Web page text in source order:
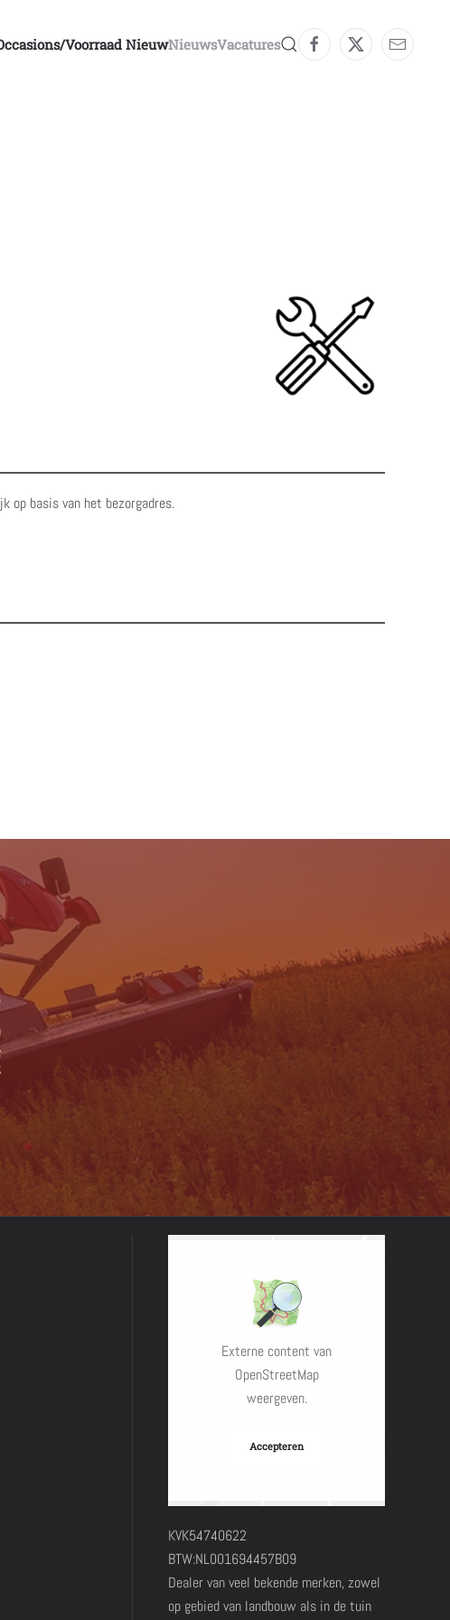
voorraad NieuwNieuwsVacatures
op basis van het bezorgadres.
Externe content van
OpenStreetMap
weergeven.
Accepteren
KVK54740622
BTW:NL001694457B09
Dealer van veel bekende merken, zowel
op gebied van landbouw als in de tuin